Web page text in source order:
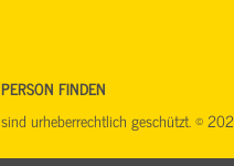
FINDEN
urheberrechtlich geschützt. ©